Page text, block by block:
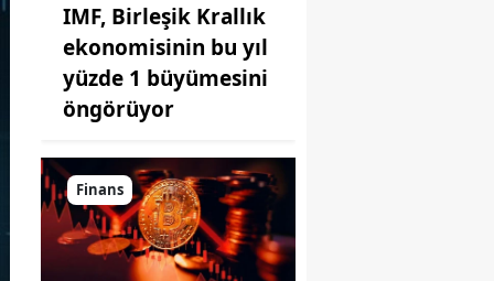
IMF, Birleşik Krallık
ekonomisinin bu yıl
yüzde 1 büyümesini
öngörüyor
Finans